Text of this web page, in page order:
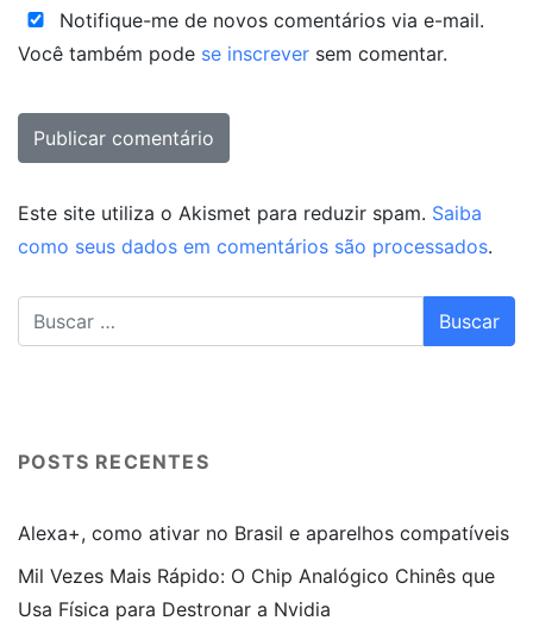
Notifique-me de novos comentários via e-mail.
Você também pode se inscrever sem comentar.
Este site utiliza o Akismet para reduzir spam. Saiba
como seus dados em comentários são processados.
POSTS RECENTES
Alexa+, como ativar no Brasil e aparelhos compatíveis
Mil Vezes Mais Rápido: O Chip Analógico Chinês que
Usa Física para Destronar a Nvidia